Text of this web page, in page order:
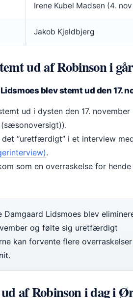
Irene Kubel Madsen (4.
Jakob Kjeldbjerg
ud af Robinson i
blev stemt ud den 17.
ud i dysten den 17.
det “uretfærdigt” i et interview
.
som en overraskelse for hende
Damgaard Lidsmoes blev
og følte sig uretfærdigt
kan forvente flere
af Robinson i dag i